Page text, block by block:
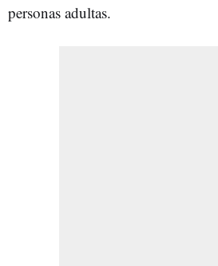
personas adultas.